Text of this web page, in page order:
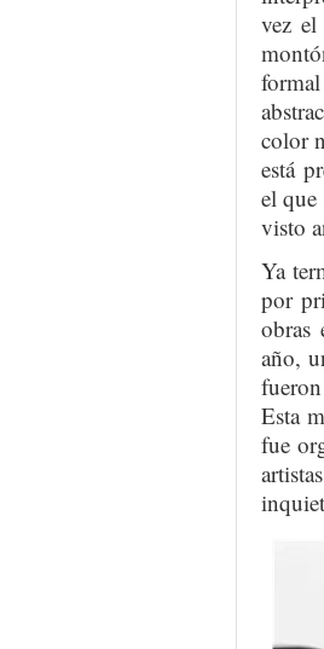
vez
color
está
el que
visto
Ya
por
obras
año,
Esta
fue